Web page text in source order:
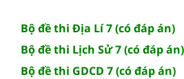
Bộ đề thi Địa Lí 7 (có đáp án)
Bộ đề thi Lịch Sử 7 (có đáp án)
Bộ đề thi GDCD 7 (có đáp án)